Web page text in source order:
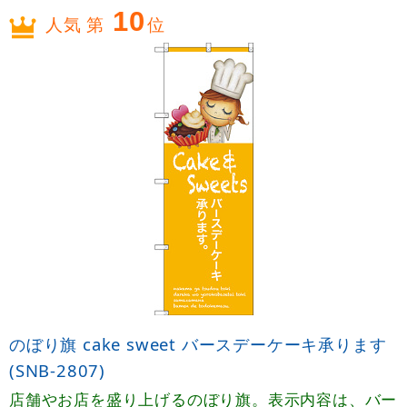
人気 第 10位
のぼり旗 cake sweet バースデーケーキ承ります
(SNB-2807)
店舗やお店を盛り上げるのぼり旗。表示内容は、バー